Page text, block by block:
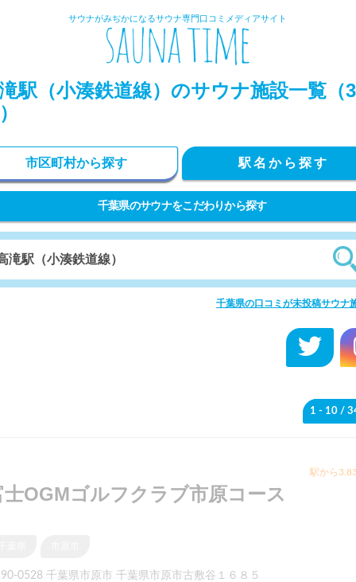
サウナがみぢかになるサウナ専門口コミメディアサイト
駅（小湊鉄道線）のサウナ施設一覧（
市区町村から探す 駅名から探す
千葉県のサウナをこだわりから探す
千葉県の口コミが未投稿サウナ
1 - 10 /
駅から
士OGMゴルフクラブ市原コース
0528 千葉県市原市 千葉県市原市古敷谷１６８５